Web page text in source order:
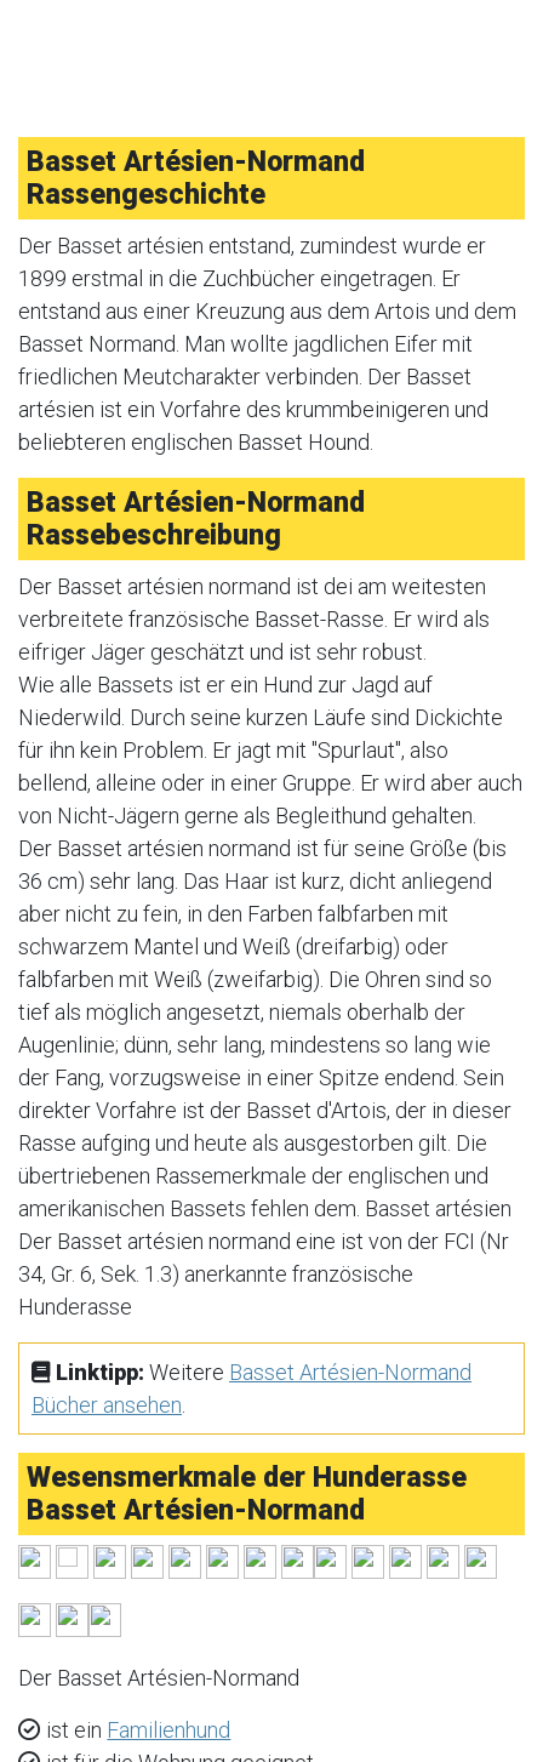
Basset Artésien-Normand
Rassengeschichte
Der Basset artésien entstand, zumindest wurde er
1899 erstmal in die Zuchbücher eingetragen. Er
entstand aus einer Kreuzung aus dem Artois und dem
Basset Normand. Man wollte jagdlichen Eifer mit
friedlichen Meutcharakter verbinden. Der Basset
artésien ist ein Vorfahre des krummbeinigeren und
beliebteren englischen Basset Hound.
Basset Artésien-Normand
Rassebeschreibung
Der Basset artésien normand ist dei am weitesten
verbreitete französische Basset-Rasse. Er wird als
eifriger Jäger geschätzt und ist sehr robust.
Wie alle Bassets ist er ein Hund zur Jagd auf
Niederwild. Durch seine kurzen Läufe sind Dickichte
für ihn kein Problem. Er jagt mit "Spurlaut", also
bellend, alleine oder in einer Gruppe. Er wird aber auch
von Nicht-Jägern gerne als Begleithund gehalten.
Der Basset artésien normand ist für seine Größe (bis
36 cm) sehr lang. Das Haar ist kurz, dicht anliegend
aber nicht zu fein, in den Farben falbfarben mit
schwarzem Mantel und Weiß (dreifarbig) oder
falbfarben mit Weiß (zweifarbig). Die Ohren sind so
tief als möglich angesetzt, niemals oberhalb der
Augenlinie; dünn, sehr lang, mindestens so lang wie
der Fang, vorzugsweise in einer Spitze endend. Sein
direkter Vorfahre ist der Basset d'Artois, der in dieser
Rasse aufging und heute als ausgestorben gilt. Die
übertriebenen Rassemerkmale der englischen und
amerikanischen Bassets fehlen dem. Basset artésien
Der Basset artésien normand eine ist von der FCI (Nr
34, Gr. 6, Sek. 1.3) anerkannte französische
Hunderasse
Linktipp: Weitere Basset Artésien-Normand
Bücher ansehen
Wesensmerkmale der Hunderasse
Basset Artésien-Normand
Der Basset Artésien-Normand
ist ein Familienhund